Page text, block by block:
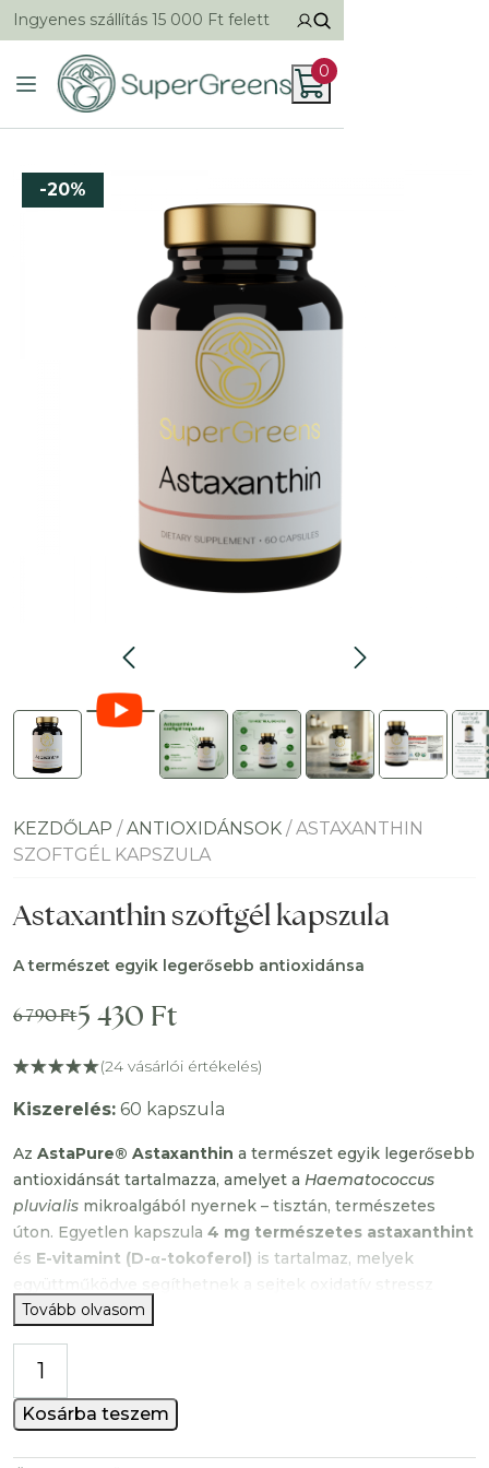
Ingyenes szállítás 15 000 Ft felett
0
-20%
KEZDŐLAP /ANTIOXIDÁNSOK / ASTAXANTHIN
SZOFTGÉL KAPSZULA
Astaxanthin szoftgél kapszula
A természet egyik legerősebb antioxidánsa
6 790Ft
Original
price
was:
6
790 Ft.
5 430 Ft
Current
price
is:
5
430 Ft.
(24 vásárlói értékelés)
Kiszerelés: 60 kapszula
Az AstaPure® Astaxanthin a természet egyik legerősebb
antioxidánsát tartalmazza, amelyet a Haematococcus
pluvialis mikroalgából nyernek – tisztán, természetes
úton. Egyetlen kapszula 4 mg természetes astaxanthint
és E-vitamint (D-α-tokoferol) is tartalmaz, melyek
együttműködve segíthetnek a sejtek oxidatív stressz
elleni védelmében.
AzAstaPure® védjegyzett hatóanyag
Haematococcus pluvialis
Tovább olvasom
szoftgél
kapszula
mennyiség
Kosárba teszem